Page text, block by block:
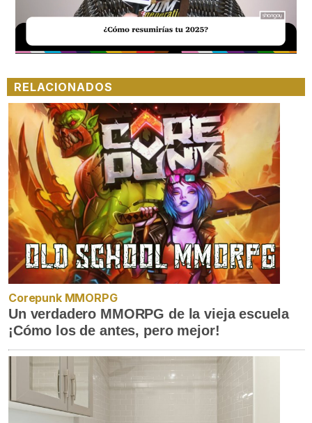
Unmute Loaded:
18.59%
RELACIONADOS
Corepunk MMORPG
Un verdadero MMORPG de la vieja escuela
¡Cómo los de antes, pero mejor!